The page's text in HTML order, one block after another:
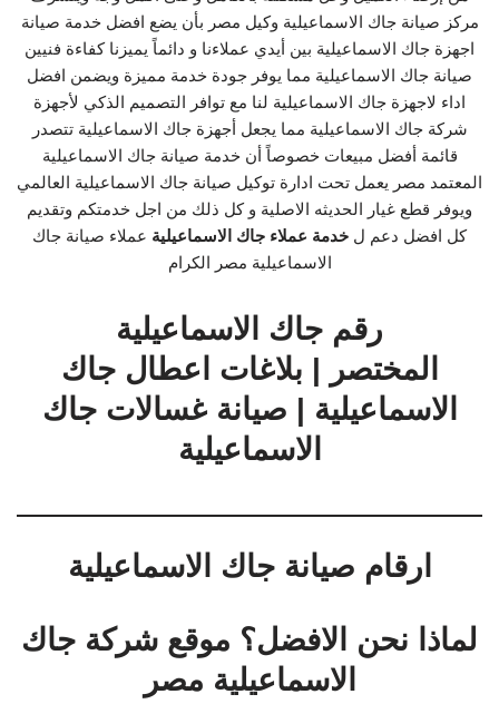
مركز صيانة جاك الاسماعيلية وكيل مصر بأن يضع افضل خدمة صيانة
اجهزة جاك الاسماعيلية بين أيدي عملاءنا و دائماً يميزنا كفاءة فنيين
صيانة جاك الاسماعيلية مما يوفر جودة خدمة مميزة ويضمن افضل
اداء لاجهزة جاك الاسماعيلية لنا مع توافر التصميم الذكي لأجهزة
شركة جاك الاسماعيلية مما يجعل أجهزة جاك الاسماعيلية تتصدر
قائمة أفضل مبيعات خصوصاً أن خدمة صيانة جاك الاسماعيلية
المعتمد مصر يعمل تحت ادارة توكيل صيانة جاك الاسماعيلية العالمي
ويوفر قطع غيار الحديثه الاصلية و كل ذلك من اجل خدمتكم وتقديم
كل افضل دعم ل خدمة عملاء جاك الاسماعيلية عملاء صيانة جاك
الاسماعيلية مصر الكرام
رقم جاك الاسماعيلية
المختصر | بلاغات اعطال جاك
الاسماعيلية | صيانة غسالات جاك
الاسماعيلية
ارقام صيانة جاك الاسماعيلية
لماذا نحن الافضل؟ موقع شركة جاك
الاسماعيلية مصر